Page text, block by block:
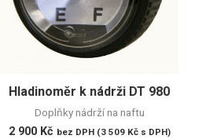
Hladinoměr k nádrži DT 980
Doplňky nádrží na naftu
2 900 Kč bez DPH (3 509 Kčs DPH)